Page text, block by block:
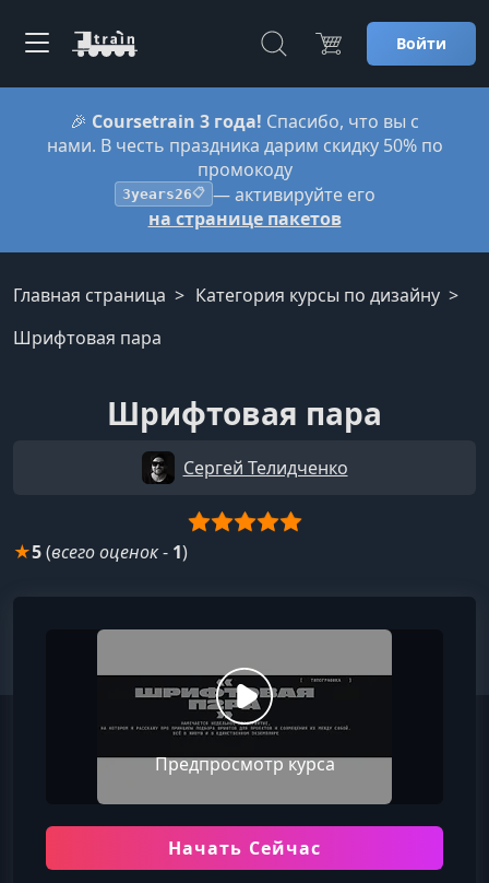
Войти
🎉 Coursetrain 3 года! Спасибо, что вы с
нами. В честь праздника дарим скидку 50% по
промокоду
3years26📋 — активируйте его
на странице пакетов
Главная страница
Категория курсы по дизайну
Шрифтовая пара
Шрифтовая пара
Сергей Телидченко
★5(всего оценок- 1)
Предпросмотр курса
Начать Сейчас